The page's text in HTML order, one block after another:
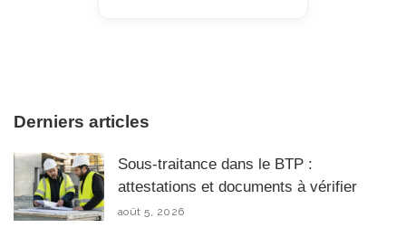
Derniers articles
Sous-traitance dans le BTP :
attestations et documents à vérifier
août 5, 2026